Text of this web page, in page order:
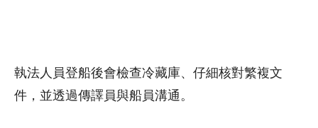
執法人員登船後會檢查冷藏庫、仔細核對繁複文
件，並透過傳譯員與船員溝通。